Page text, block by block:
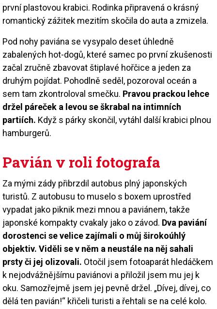
první plastovou krabici. Rodinka připravená o krásný
romantický zážitek mezitím skočila do auta a zmizela.
Pod nohy paviána se vysypalo deset úhledně
zabalených hot-dogů, které samec po první zkušenosti
začal zručně zbavovat štiplavé hořčice a jeden za
druhým pojídat. Pohodlně seděl, pozoroval oceán a
sem tam zkontroloval smečku. Pravou prackou lehce
držel páreček a levou se škrabal na intimních
partiích. Když s párky skončil, vytáhl další krabici plnou
hamburgerů.
Pavián v roli fotografa
Za mými zády přibrzdil autobus plný japonských
turistů. Z autobusu to muselo s boxem uprostřed
vypadat jako piknik mezi mnou a paviánem, takže
japonské kompakty cvakaly jako o závod. Dva paviání
dorostenci se velice zajímali o můj širokoúhlý
objektiv. Viděli se v něm a neustále na něj sahali
prsty či jej olizovali. Otočil jsem fotoaparát hledáčkem
k nejodvážnějšímu paviánovi a přiložil jsem mu jej k
oku. Samozřejmě jsem jej pevně držel. „Dívej, dívej, co
dělá ten pavián!“ křičeli turisti a řehtali se na celé kolo.